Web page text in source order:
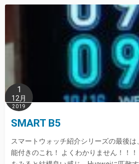
1
12月
2019
SMART B5
スマートウォッチ紹介シリーズの最後は
能付きのこれ！ よくわかりません！！